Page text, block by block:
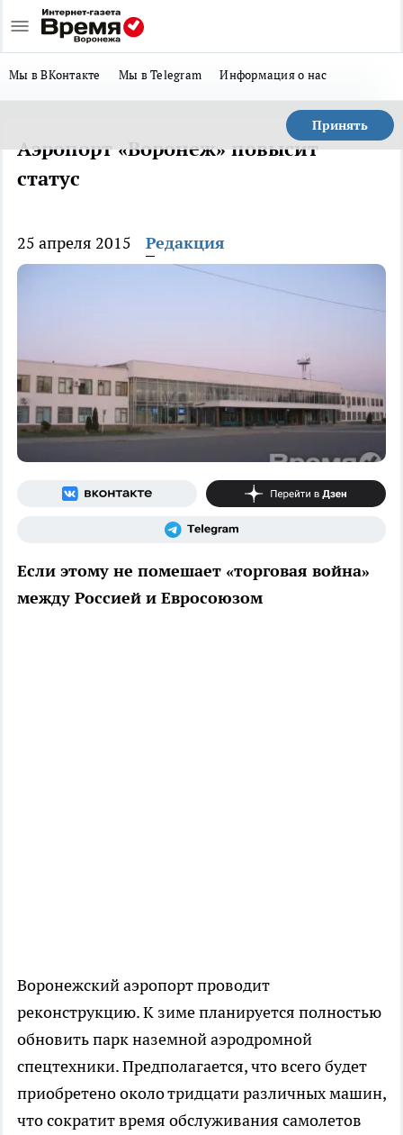
Мы в ВКонтакте Мы в Telegram Информация о нас
Принять
Аэропорт «Воронеж» повысит
статус
25 апреля 2015 Редакция
Если этому не помешает «торговая война»
между Россией и Евросоюзом
Воронежский аэропорт проводит
реконструкцию. К зиме планируется полностью
обновить парк наземной аэродромной
спецтехники. Предполагается, что всего будет
приобретено около тридцати различных машин,
что сократит время обслуживания самолетов